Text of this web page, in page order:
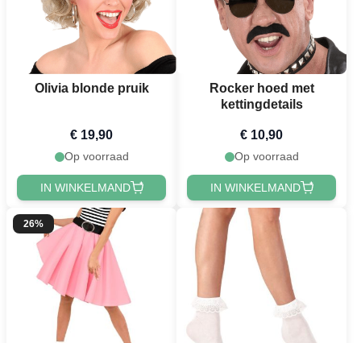
Olivia blonde pruik
€ 19,90
Op voorraad
IN WINKELMAND
Rocker hoed met
kettingdetails
€ 10,90
Op voorraad
IN WINKELMAND
26%